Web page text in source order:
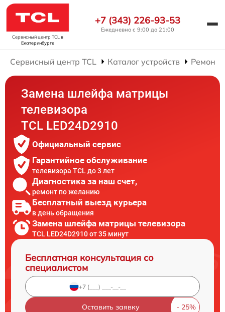
Сервисный центр TCL в
Екатеринбурге
+7 (343) 226-93-53
Ежедневно с 9:00 до 21:00
Сервисный центр TCL Каталог устройств Ремонт
Замена шлейфа матрицы
телевизора
TCL LED24D2910
Официальный сервис
Гарантийное обслуживание
телевизора TCL до 3 лет
Диагностика за наш счет,
ремонт по желанию
Бесплатный выезд курьера
в день обращения
Замена шлейфа матрицы телевизора
TCL LED24D2910 от 35 минут
Бесплатная консультация со
специалистом
Оставить заявку